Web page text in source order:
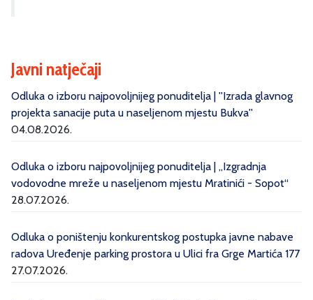
Javni natječaji
Odluka o izboru najpovoljnijeg ponuditelja | ''Izrada glavnog
projekta sanacije puta u naseljenom mjestu Bukva''
04.08.2026.
Odluka o izboru najpovoljnijeg ponuditelja | „Izgradnja
vodovodne mreže u naseljenom mjestu Mratinići - Sopot“
28.07.2026.
Odluka o poništenju konkurentskog postupka javne nabave
radova Uređenje parking prostora u Ulici fra Grge Martića 177
27.07.2026.